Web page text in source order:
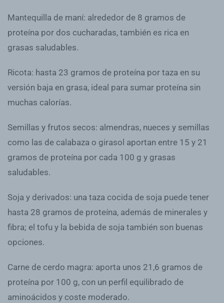
Mantequilla de maní: alrededor de 8 gramos de
proteína por dos cucharadas, también es rica en
grasas saludables.
Ricota: hasta 23 gramos de proteína por taza en su
versión baja en grasa, ideal para sumar proteína sin
muchas calorías.
Semillas y frutos secos: almendras, nueces y semillas
como las de calabaza o girasol aportan entre 15 y 21
gramos de proteína por cada 100 g y grasas
saludables.
Soja y derivados: una taza cocida de soja puede tener
hasta 28 gramos de proteína, además de minerales y
fibra; el tofu y la bebida de soja también son buenas
opciones.
Carne de cerdo magra: aporta unos 21,6 gramos de
proteína por 100 g, con un perfil equilibrado de
aminoácidos y coste moderado.